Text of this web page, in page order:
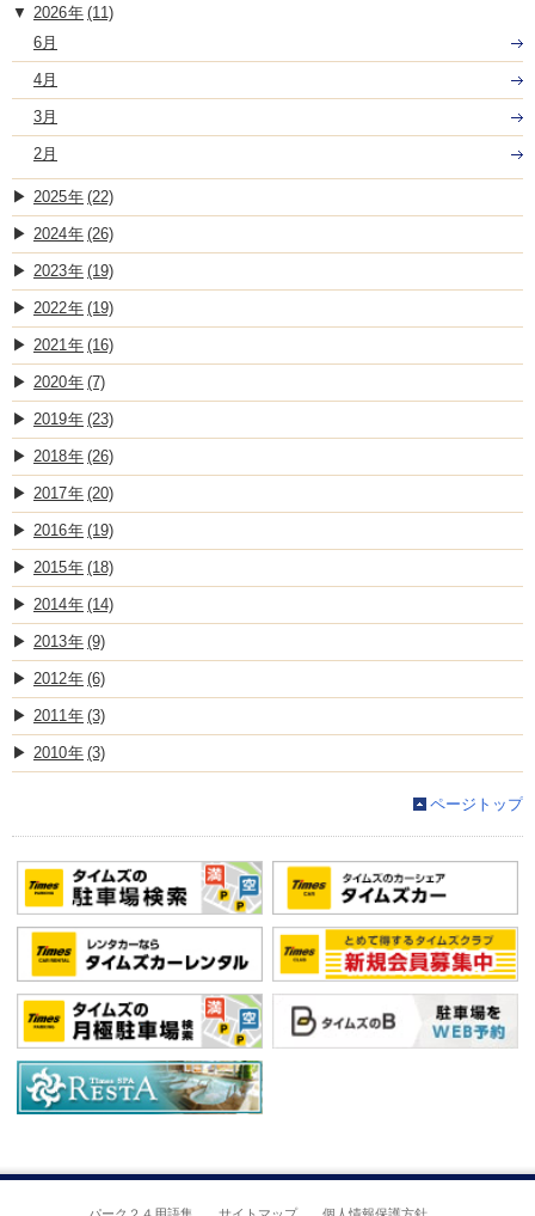
2026
(11)
6月
4月
3月
2月
2025 (22)
2024 (26)
2023 (19)
2022 (19)
2021 (16)
2020 (7)
2019 (23)
2018 (26)
2017 (20)
2016 (19)
2015 (18)
2014 (14)
2013 (9)
2012 (6)
2011 (3)
2010 (3)
ページトップ